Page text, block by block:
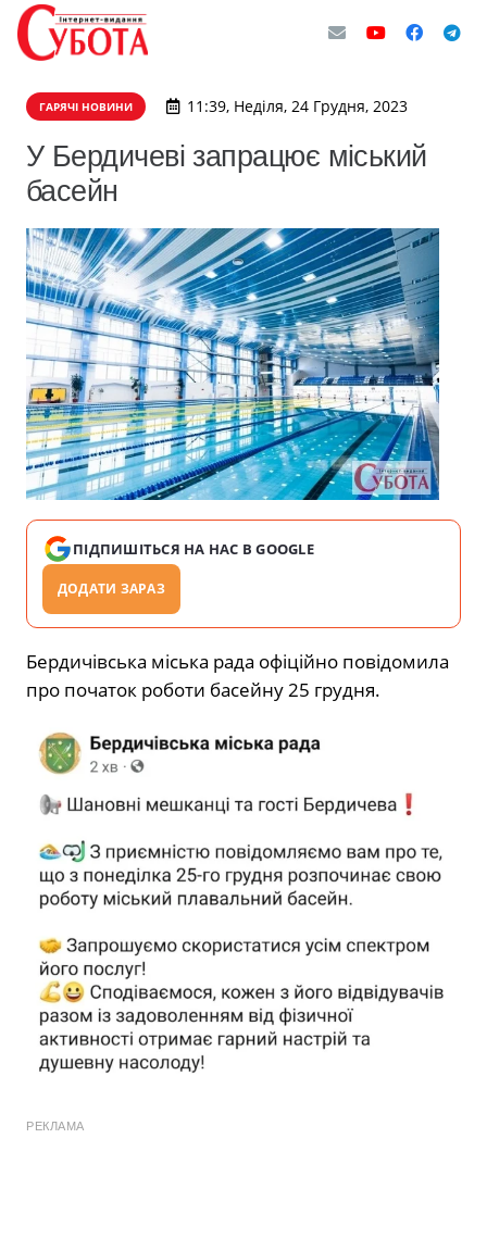
ГАРЯЧІ НОВИНИ 11:39, Неділя, 24 Грудня, 2023
У Бердичеві запрацює міський
басейн
ПІДПИШІТЬСЯ НА НАС В GOOGLE
ДОДАТИ ЗАРАЗ
Бердичівська міська рада офіційно повідомила
про початок роботи басейну 25 грудня.
РЕКЛАМА